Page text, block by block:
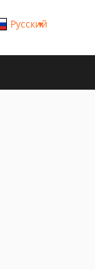
Русский